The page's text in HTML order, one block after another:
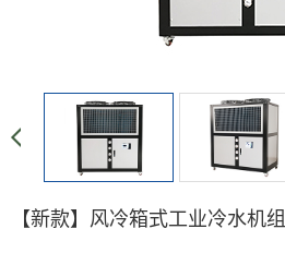
【新款】风冷箱式工业冷水机组